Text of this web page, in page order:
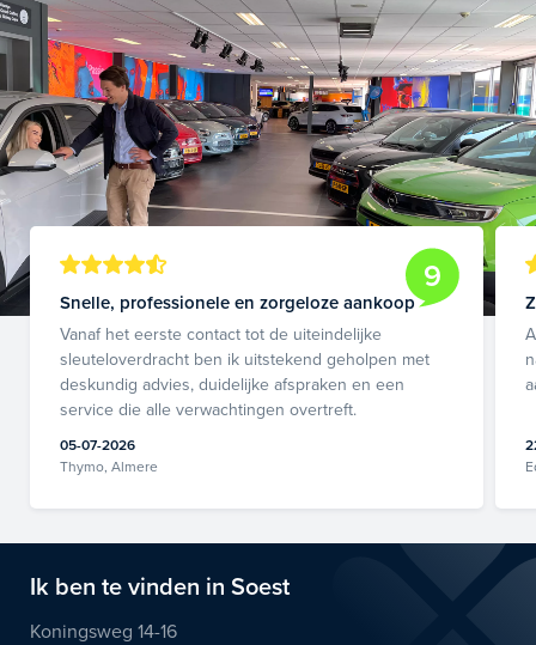
9
Snelle, professionele en zorgeloze aankoop
Vanaf het eerste contact tot de uiteindelijke
sleuteloverdracht ben ik uitstekend geholpen met
deskundig advies, duidelijke afspraken en een
service die alle verwachtingen overtreft.
05-07-2026
Thymo, Almere
Ik ben te vinden in Soest
Koningsweg 14-16